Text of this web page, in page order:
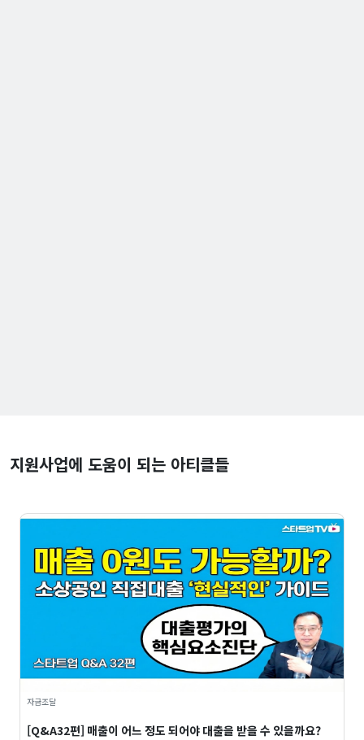
지원사업에 도움이 되는 아티클들
자금조달
[Q&A32편] 매출이 어느 정도 되어야 대출을 받을 수 있을까요?